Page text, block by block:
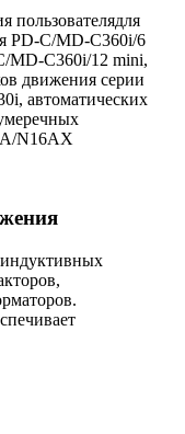
пользователядля
PD-C/MD-C360i/6
MD-C360i/12 mini,
движения серии
автоматических
N16AX